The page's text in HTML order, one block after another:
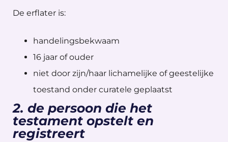
De erflater is:
handelingsbekwaam
16 jaar of ouder
niet door zijn/haar lichamelijke of geestelijke
toestand onder curatele geplaatst
2. de persoon die het
testament opstelt en
registreert